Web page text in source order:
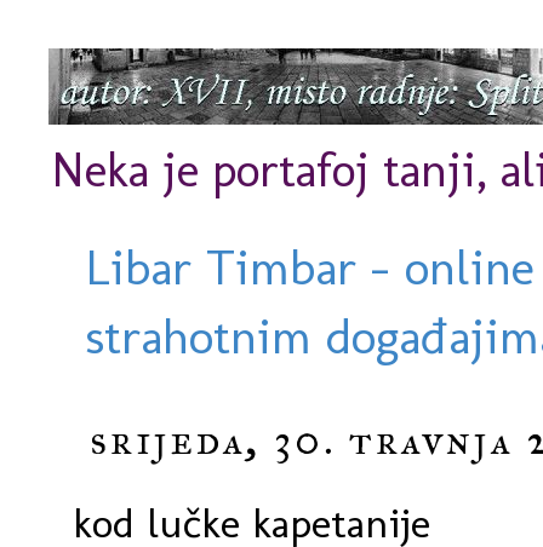
Neka je portafoj tanji,
Libar Timbar -
strahotnim
srijeda, 30. travnja
kod lučke kapetanije